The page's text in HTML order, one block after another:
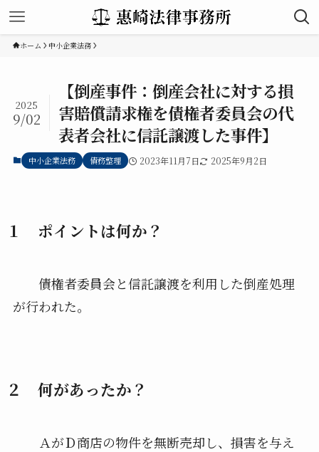
ホーム 中小企業法務
【倒産事件：倒産会社に対する損
害賠償請求権を債権者委員会の代
表者会社に信託譲渡した事件】
2025
9/02
中小企業法務 債務整理 2023年11月7日 2025年9月2日
１ ポイントは何か？
債権者委員会と信託譲渡を利用した倒産処理
が行われた。
２ 何があったか？
ＡがＤ商店の物件を無断売却し、損害を与え